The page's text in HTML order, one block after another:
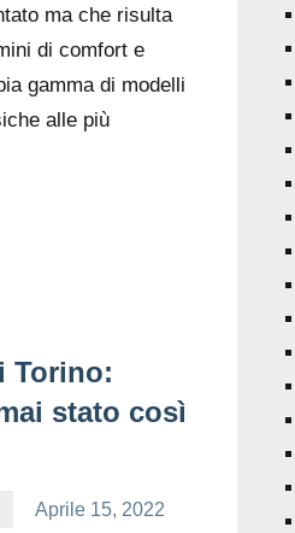
ma che risulta
di comfort e
gamma di modelli
alle più
Torino:
stato così
Aprile 15, 2022